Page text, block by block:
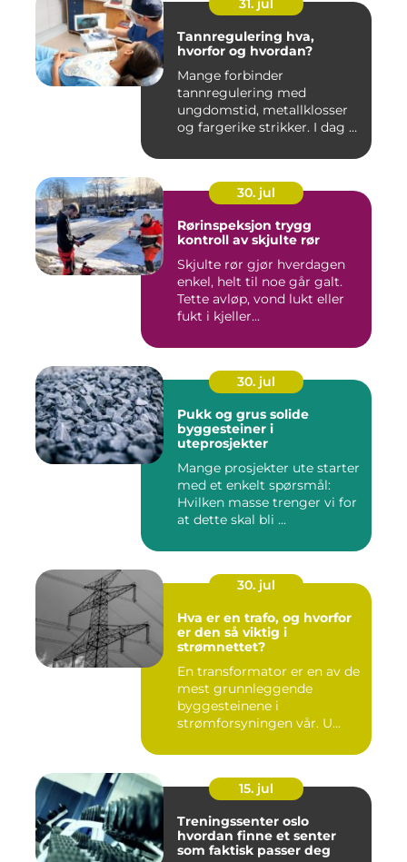
31. jul
Tannregulering hva,
hvorfor og hvordan?
Mange forbinder
tannregulering med
ungdomstid, metallklosser
og fargerike strikker. I dag er
30. jul
Rørinspeksjon trygg
kontroll av skjulte rør
Skjulte rør gjør hverdagen
enkel, helt til noe går galt.
Tette avløp, vond lukt eller
fukt i kjeller...
30. jul
Pukk og grus solide
byggesteiner i
uteprosjekter
Mange prosjekter ute starter
med et enkelt spørsmål:
Hvilken masse trenger vi for
at dette skal bli ...
30. jul
Hva er en trafo, og hvorfor
er den så viktig i
strømnettet?
En transformator er en av de
mest grunnleggende
byggesteinene i
strømforsyningen vår. U...
15. jul
Treningssenter oslo
hvordan finne et senter
som faktisk passer deg